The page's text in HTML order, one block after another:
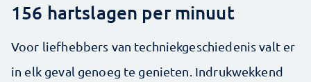
156 hartslagen per minuut
Voor liefhebbers van techniekgeschiedenis valt er
in elk geval genoeg te genieten. Indrukwekkend